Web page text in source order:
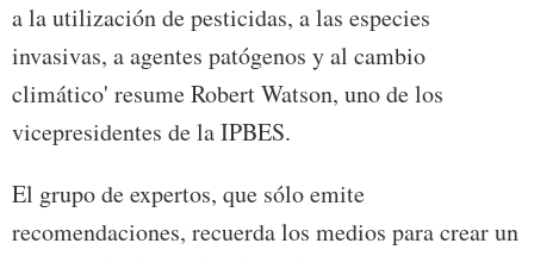
a la utilización de pesticidas, a las especies
invasivas, a agentes patógenos y al cambio
climático' resume Robert Watson, uno de los
vicepresidentes de la IPBES.
El grupo de expertos, que sólo emite
recomendaciones, recuerda los medios para crear un